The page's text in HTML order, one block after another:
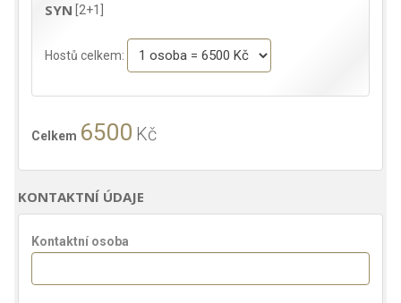
SYN [2+1]
Hostů celkem:
Celkem 6500 Kč
KONTAKTNÍ ÚDAJE
Kontaktní osoba